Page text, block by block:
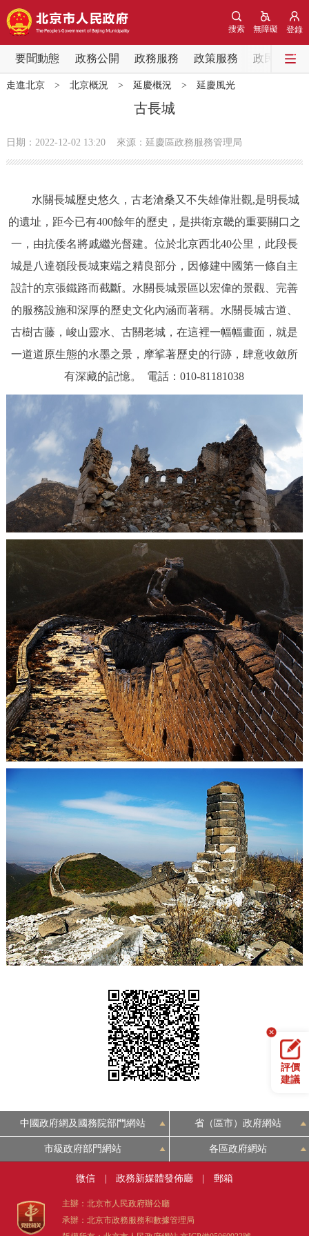
登錄
無障礙
搜索
要聞動態 政務公開 政務服務 政策服務 政民互動
要聞動態
黨中央精神 國務院資訊 中央部委動態
政務公開
市領導 機構職能 政策服務
政策兌現 政策解讀 回應關切
決策公開 專題公開
政務服務
個人服務 法人服務 部門服務
便民服務 投資項目
仲介服務 陽光政務
政民互動
我要建議
線上訪談
走進北京
北京概況 十六區概覽 人文北京
綠色北京 圖説北京 視頻北京
多語種
ENGLISH 한국어 日本語
DEUTSCH FRANÇAIS РУССКИЙ ЯЗЫК
ESPAÑOL PORTUGUÊS
ITALIANO
回到頂部
走進北京> 北京概況 > 延慶概況 > 延慶風光
古長城
日期：2022-12-02 13:20 來源：延慶區政務服務管理局
水關長城歷史悠久，古老滄桑又不失雄偉壯觀,是明長城
的遺址，距今已有400餘年的歷史，是拱衛京畿的重要關口之
一，由抗倭名將戚繼光督建。位於北京西北40公里，此段長
城是八達嶺段長城東端之精良部分，因修建中國第一條自主
設計的京張鐵路而截斷。水關長城景區以宏偉的景觀、完善
的服務設施和深厚的歷史文化內涵而著稱。水關長城古道、
古樹古藤，峻山靈水、古關老城，在這裡一幅幅畫面，就是
一道道原生態的水墨之景，摩挲著歷史的行跡，肆意收斂所
有深藏的記憶。 電話：010-81181038
評價
建議
中國政府網及國務院部門網站 省（區市）政府網站
市級政府部門網站 各區政府網站
微信 政務新媒體發佈廳 郵箱
主辦：北京市人民政府辦公廳
承辦：北京市政務服務和數據管理局